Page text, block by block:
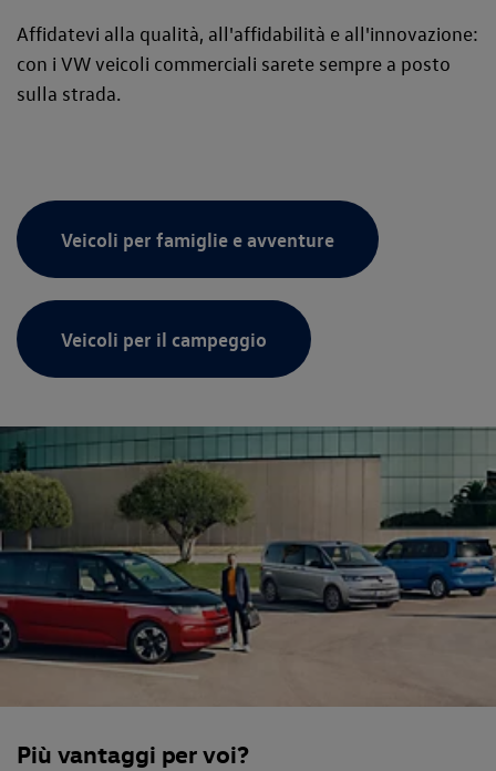
Affidatevi alla qualità, all'affidabilità e all'innovazione:
con i VW veicoli commerciali sarete sempre a posto
sulla strada.
Veicoli per famiglie e avventure
Veicoli per il campeggio
Più vantaggi per voi?